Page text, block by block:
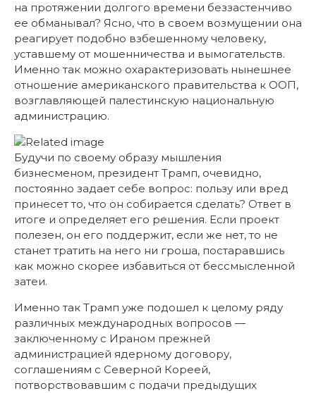
на протяжении долгого времени беззастенчиво
ее обманывал? Ясно, что в своем возмущении она
реагирует подобно взбешенному человеку,
уставшему от мошенничества и вымогательств.
Именно так можно охарактеризовать нынешнее
отношение американского правительства к ООП,
возглавляющей палестинскую национальную
администрацию.
Будучи по своему образу мышления
бизнесменом, президент Трамп, очевидно,
постоянно задает себе вопрос: пользу или вред
принесет то, что он собирается сделать? Ответ в
итоге и определяет его решения. Если проект
полезен, он его поддержит, если же нет, то не
станет тратить на него ни гроша, постаравшись
как можно скорее избавиться от бессмысленной
затеи.
Именно так Трамп уже подошел к целому ряду
различных международных вопросов —
заключенному с Ираном прежней
администрацией ядерному договору,
соглашениям с Северной Кореей,
потворствовавшим с подачи предыдущих